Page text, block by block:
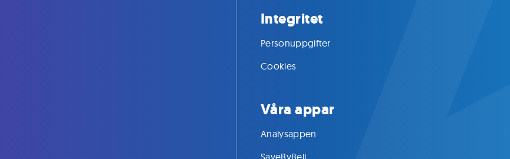
Integritet
Personuppgifter
Cookies
Våra appar
Analysappen
SaveByBell